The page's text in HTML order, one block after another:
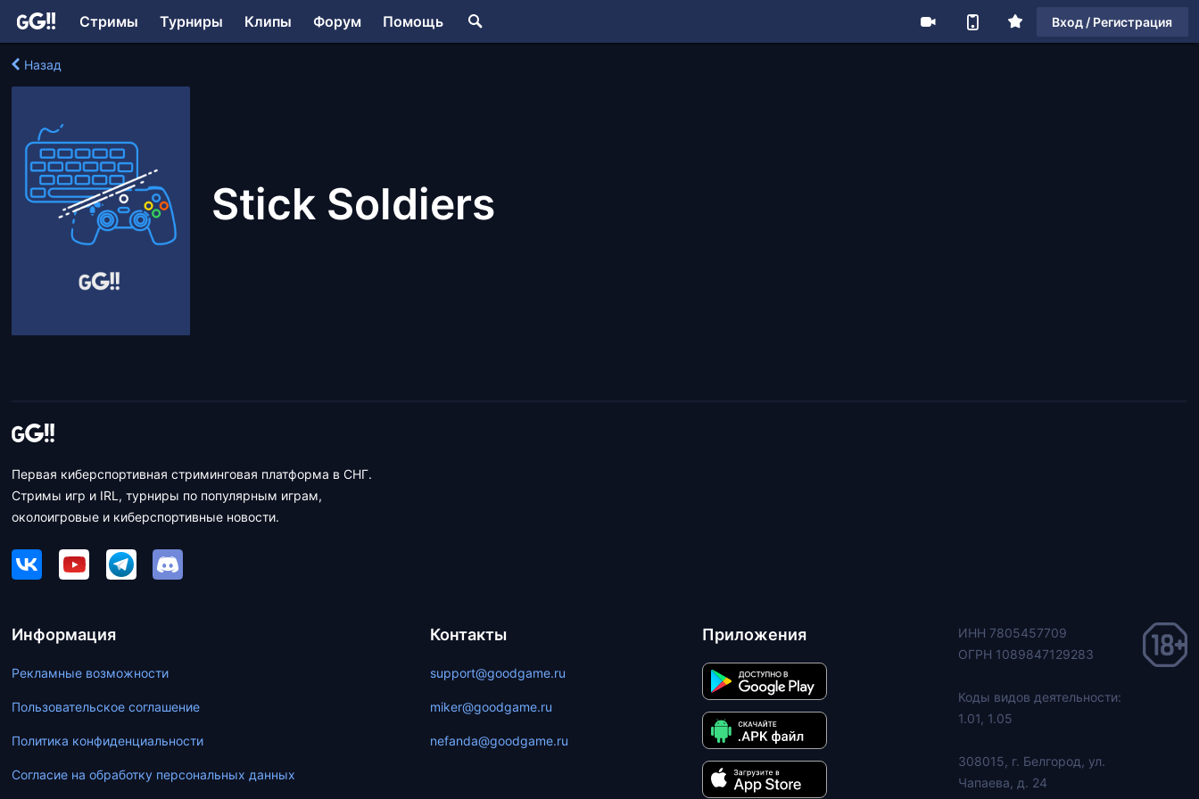
Стримы Турниры Клипы Форум Помощь Вход / Регистрация
Назад
Stick Soldiers
Первая киберспортивная стриминговая платформа в СНГ.
Стримы игр и IRL, турниры по популярным играм,
околоигровые и киберспортивные новости.
Информация
Рекламные возможности
Пользовательское соглашение
Политика конфиденциальности
Согласие на обработку персональных данных
Контакты
support@goodgame.ru
miker@goodgame.ru
nefanda@goodgame.ru
Приложения
ИНН 7805457709
ОГРН 1089847129283
Коды видов деятельности:
1.01, 1.05
308015, г. Белгород, ул.
Чапаева, д. 24